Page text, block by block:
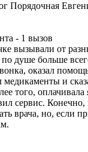
Порядочная
- 1 вызов
вызывали от
душе больше
оказал
медикаменты и
того, оплачивала
сервис. Конечно,
врача, но, если